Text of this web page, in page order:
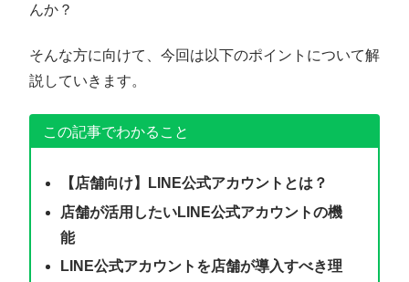
んか？
そんな方に向けて、今回は以下のポイントについて解
説していきます。
この記事でわかること
【店舗向け】LINE公式アカウントとは？
店舗が活用したいLINE公式アカウントの機
能
LINE公式アカウントを店舗が導入すべき理